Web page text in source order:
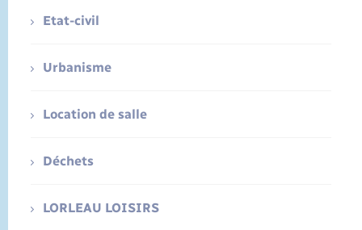
Etat-civil
Urbanisme
Location de salle
Déchets
LORLEAU LOISIRS